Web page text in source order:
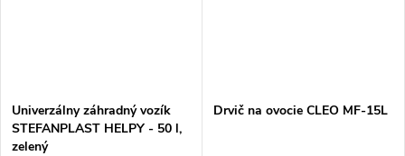
Univerzálny záhradný vozík
STEFANPLAST HELPY - 50 l,
zelený
Drvič na ovocie CLEO MF-15L